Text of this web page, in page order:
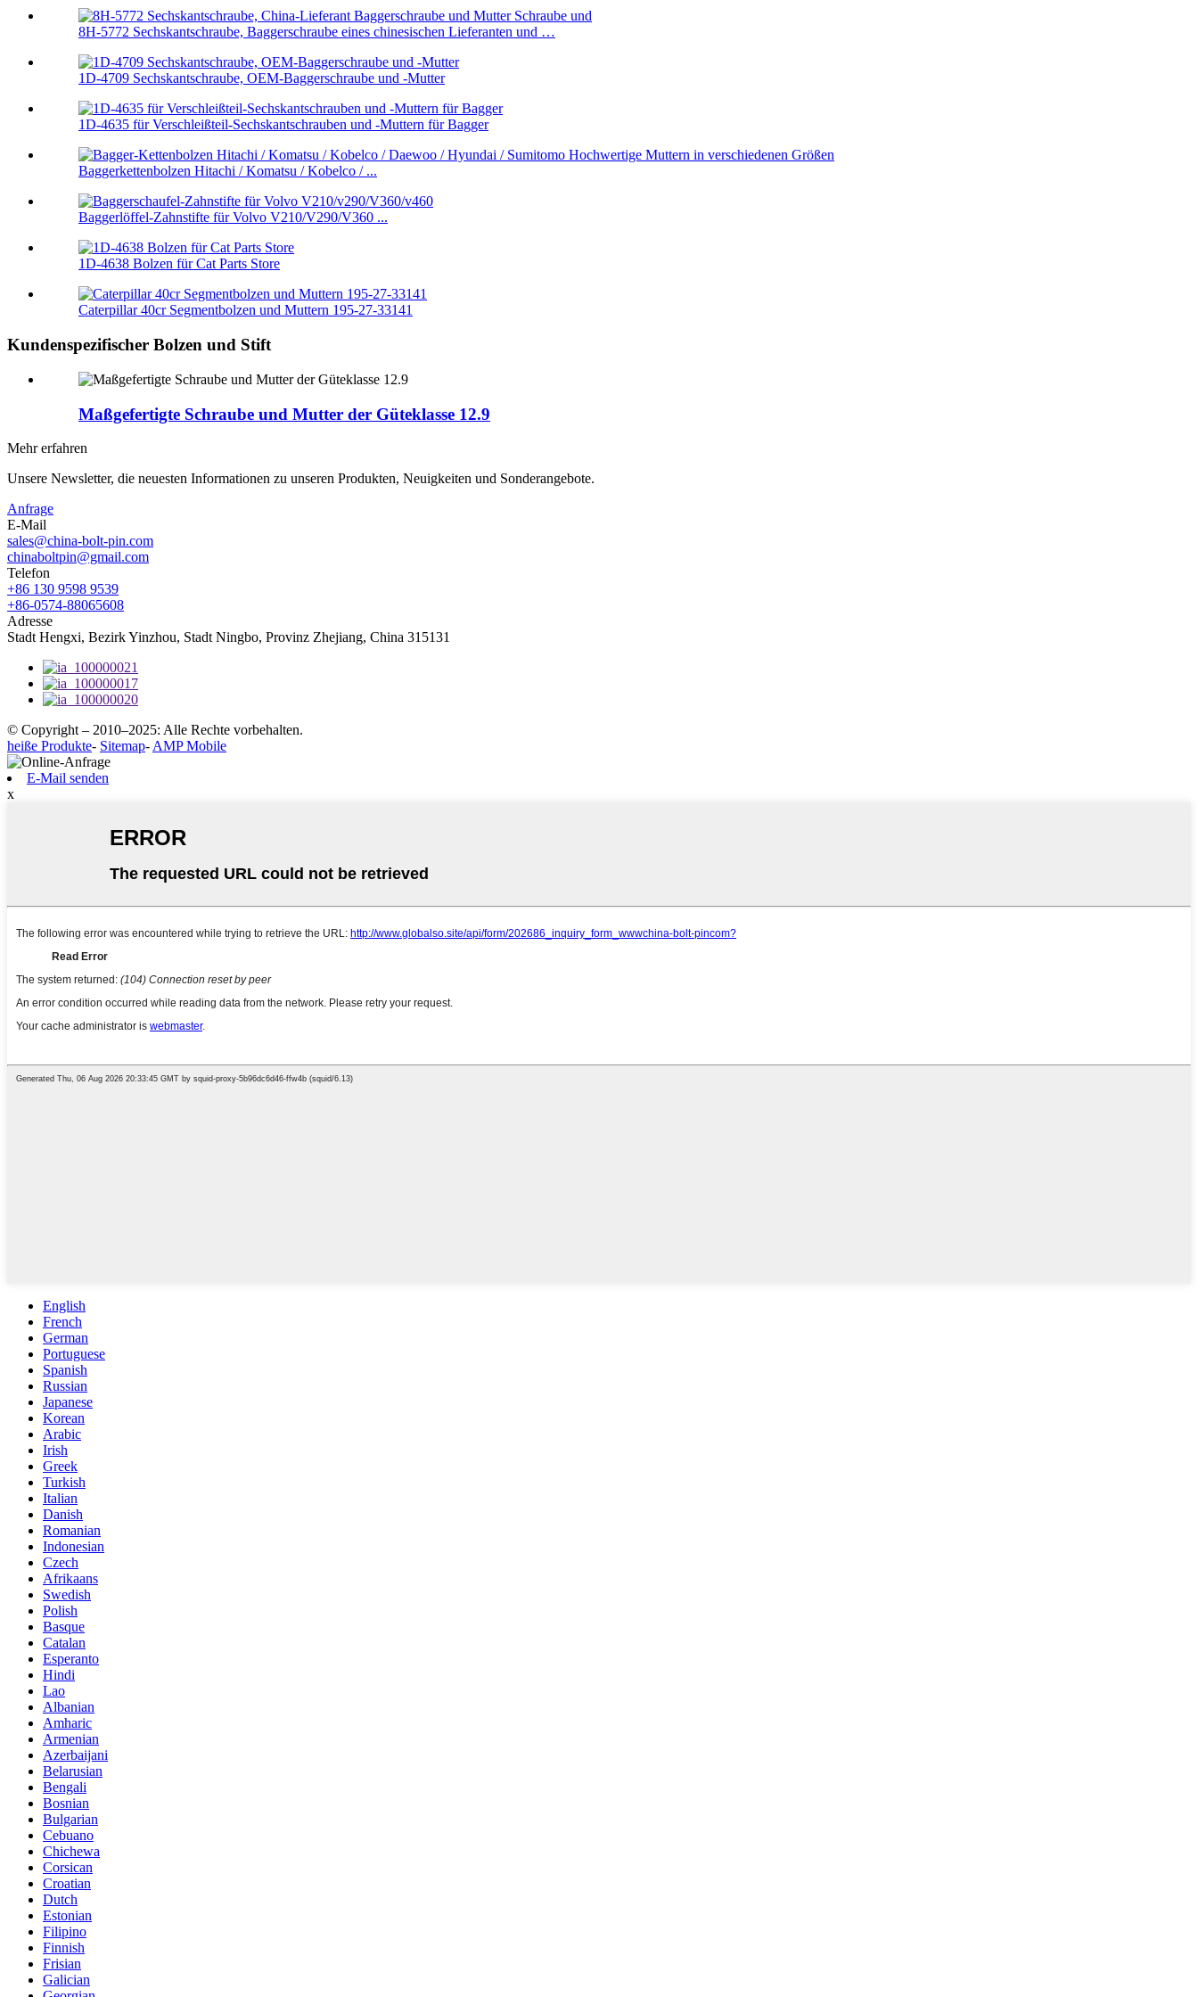
8H-5772 Sechskantschraube, Baggerschraube eines chinesischen Lieferanten und …
1D-4709 Sechskantschraube, OEM-Baggerschraube und -Mutter
1D-4635 für Verschleißteil-Sechskantschrauben und -Muttern für Bagger
Baggerkettenbolzen Hitachi / Komatsu / Kobelco / ...
Baggerlöffel-Zahnstifte für Volvo V210/V290/V360 ...
1D-4638 Bolzen für Cat Parts Store
Caterpillar 40cr Segmentbolzen und Muttern 195-27-33141
Kundenspezifischer Bolzen und Stift
Maßgefertigte Schraube und Mutter der Güteklasse 12.9
Mehr erfahren
Unsere Newsletter, die neuesten Informationen zu unseren Produkten, Neuigkeiten und Sonderangebote.
Anfrage
E-Mail
sales@china-bolt-pin.com
chinaboltpin@gmail.com
Telefon
+86 130 9598 9539
+86-0574-88065608
Adresse
Stadt Hengxi, Bezirk Yinzhou, Stadt Ningbo, Provinz Zhejiang, China 315131
© Copyright – 2010–2025: Alle Rechte vorbehalten.
heiße Produkte- Sitemap- AMP Mobile
E-Mail senden
x
English
French
German
Portuguese
Spanish
Russian
Japanese
Korean
Arabic
Irish
Greek
Turkish
Italian
Danish
Romanian
Indonesian
Czech
Afrikaans
Swedish
Polish
Basque
Catalan
Esperanto
Hindi
Lao
Albanian
Amharic
Armenian
Azerbaijani
Belarusian
Bengali
Bosnian
Bulgarian
Cebuano
Chichewa
Corsican
Croatian
Dutch
Estonian
Filipino
Finnish
Frisian
Galician